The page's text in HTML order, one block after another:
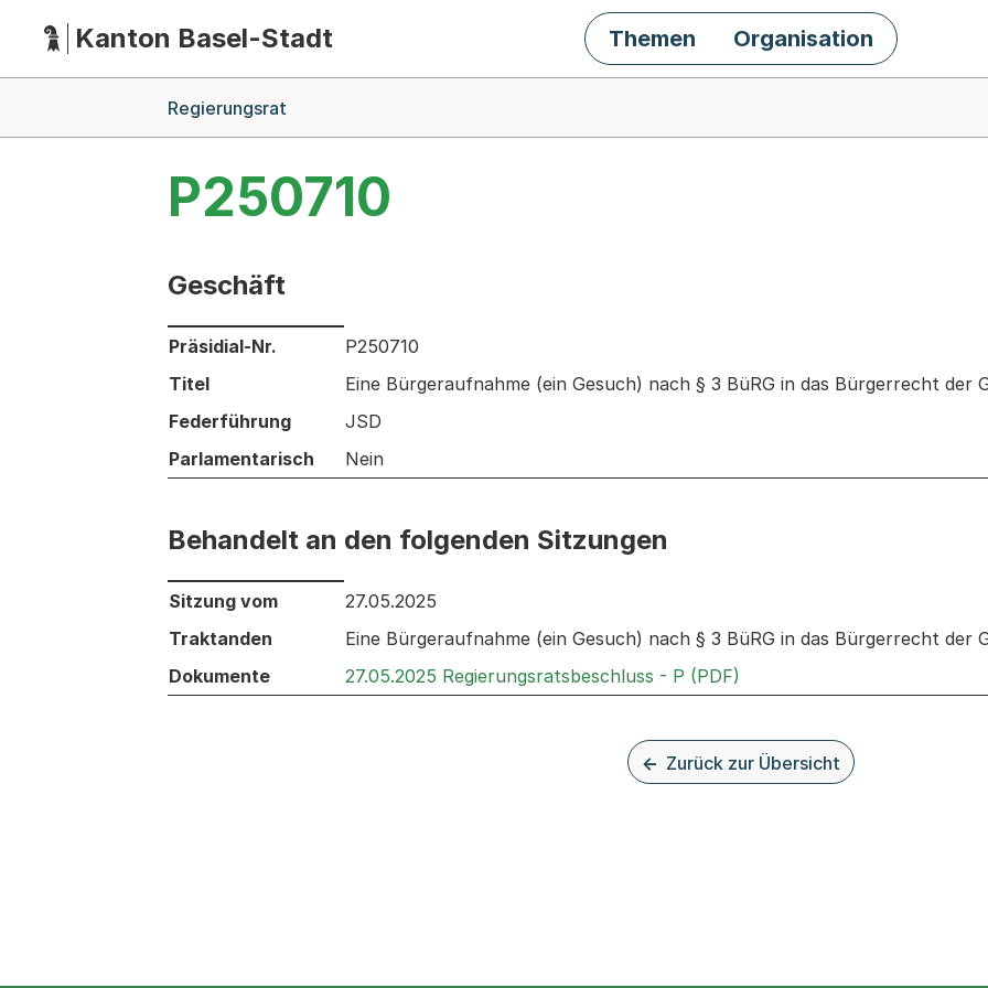
HauptnavigationKanton Basel-Stadt Themen Organisation
Regierungsrat
P250710
Geschäft
Informationen zum Ausgewählten Geschäft
Präsidial-Nr.
P250710
Titel
Eine Bürgeraufnahme (ein Gesuch) nach § 3 BüRG in das Bürgerrecht der
Federführung
JSD
Parlamentarisch
Nein
Behandelt an den folgenden Sitzungen
Behandelt an den folgenden Sitzungen: Informationen zu den Sitzungen zum Geschäft
Sitzung vom
27.05.2025
Traktanden
Eine Bürgeraufnahme (ein Gesuch) nach § 3 BüRG in das Bürgerrecht der
Dokumente
27.05.2025 Regierungsratsbeschluss - P (PDF)
Zurück zur Übersicht